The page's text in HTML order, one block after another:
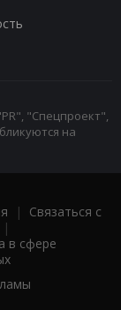
"Спецпроект",
на
| Связаться с
|
в сфере